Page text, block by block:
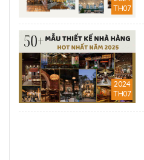
TH07
2024
TH07